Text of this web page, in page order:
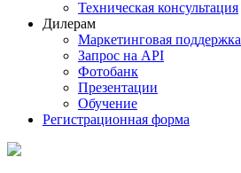
Техническая консультация
Дилерам
Маркетинговая поддержка
Запрос на API
Фотобанк
Презентации
Обучение
Регистрационная форма